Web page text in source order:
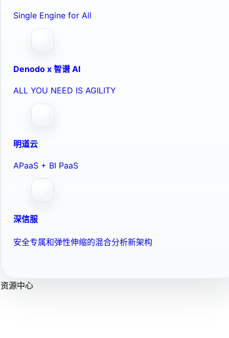
Single Engine for All
Denodo x 智谱 AI
ALL YOU NEED IS AGILITY
明道云
APaaS + BI PaaS
深信服
安全专属和弹性伸缩的混合分析新架构
资源中心